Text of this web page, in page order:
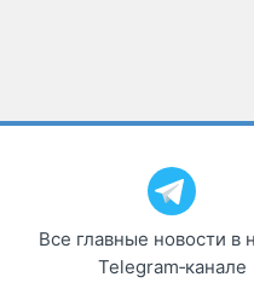
Все главные новости в
Telegram‑канале